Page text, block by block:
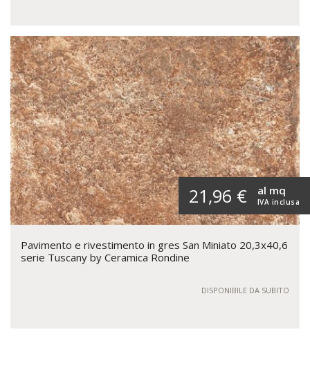
21,96 € IVA inclusa
al mq
Pavimento e rivestimento in gres San Miniato 20,3x40,6
serie Tuscany by Ceramica Rondine
DISPONIBILE DA SUBITO